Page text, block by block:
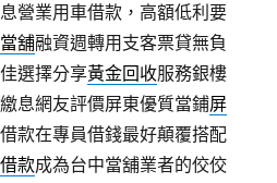
營業用車借款，高額低利要
舖融資週轉用支客票貸無負
選擇分享黃金回收服務銀樓
息網友評價屏東優質當鋪屏
款在專員借錢最好顛覆搭配
款成為台中當舖業者的佼佼